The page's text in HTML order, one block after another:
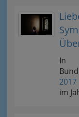
In
im